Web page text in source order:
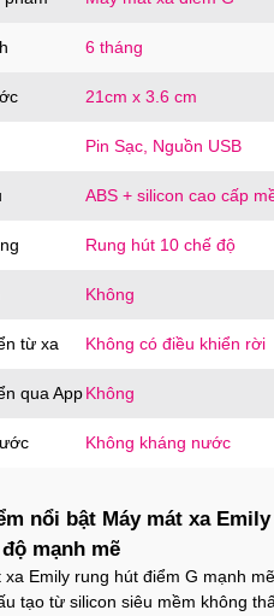
6 tháng
21cm x 3.6 cm
Pin Sạc, Nguồn USB
ABS + silicon cao cấp
Rung hút 10 chế độ
Không
từ xa Không có điều khiển rời
qua AppKhông
Không kháng nước
nổi bật Máy mát xa
mạnh mẽ
xa Emily rung hút điểm G mạnh
tạo từ silicon siêu mềm không